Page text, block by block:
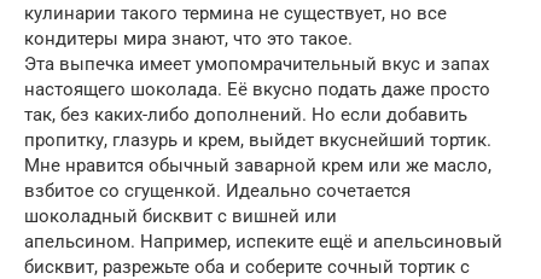
кулинарии такого термина не существует, но все
кондитеры мира знают, что это такое.
Эта выпечка имеет умопомрачительный вкус и запах
настоящего шоколада. Её вкусно подать даже просто
так, без каких-либо дополнений. Но если добавить
пропитку, глазурь и крем, выйдет вкуснейший тортик.
Мне нравится обычный заварной крем или же масло,
взбитое со сгущенкой. Идеально сочетается
шоколадный бисквит с вишней или
апельсином. Например, испеките ещё и апельсиновый
бисквит, разрежьте оба и соберите сочный тортик с